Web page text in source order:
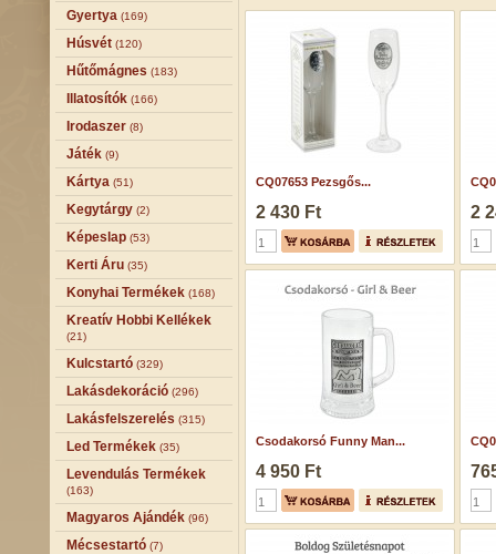
Gyertya (169)
Húsvét (120)
Hűtőmágnes (183)
Illatosítók (166)
Irodaszer (8)
Játék (9)
Kártya (51)
Kegytárgy (2)
Képeslap (53)
Kerti Áru (35)
Konyhai Termékek (168)
Kreatív Hobbi Kellékek
(21)
Kulcstartó (329)
Lakásdekoráció (296)
Lakásfelszerelés (315)
Led Termékek (35)
Levendulás Termékek
(163)
Magyaros Ajándék (96)
Mécsestartó (7)
CQ07653 Pezsgős...
2 430 Ft 2
Csodakorsó Funny Man...
4 950 Ft